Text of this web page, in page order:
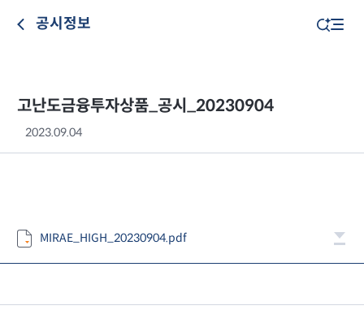
공시정보
고난도금융투자상품_공시_20230904
2023.09.04
MIRAE_HIGH_20230904.pdf